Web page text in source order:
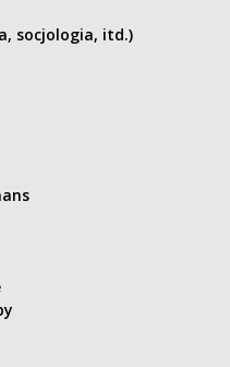
socjologia, itd.)